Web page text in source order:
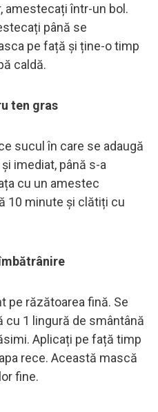
amestecați într-un bol.
până se
pe față și ține-o timp
caldă.
ten gras
sucul în care se adaugă
imediat, până s-a
cu un amestec
10 minute și clătiți cu
pe răzătoarea fină. Se
1 lingură de smântână
Aplicați pe față timp
rece. Această mască
fine.